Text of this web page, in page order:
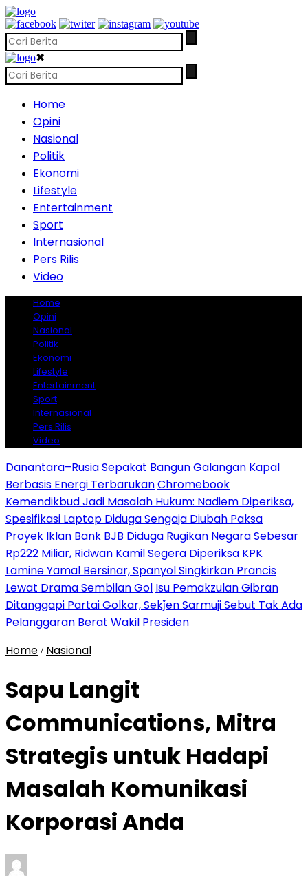
✖
Home
Opini
Nasional
Politik
Ekonomi
Lifestyle
Entertainment
Sport
Internasional
Pers Rilis
Video
Home
Opini
Nasional
Politik
Ekonomi
Lifestyle
Entertainment
Sport
Internasional
Pers Rilis
Video
Danantara–Rusia Sepakat Bangun Galangan Kapal
Berbasis Energi TerbarukanChromebook
Kemendikbud Jadi Masalah Hukum: Nadiem Diperiksa,
Spesifikasi Laptop Diduga Sengaja Diubah Paksa
Proyek Iklan Bank BJB Diduga Rugikan Negara Sebesar
Rp222 Miliar, Ridwan Kamil Segera Diperiksa KPK
Lamine Yamal Bersinar, Spanyol Singkirkan Prancis
Lewat Drama Sembilan Gol Isu Pemakzulan Gibran
Ditanggapi Partai Golkar, Sekǰen Sarmuji Sebut Tak Ada
Pelanggaran Berat Wakil Presiden
Home / Nasional
Sapu Langit
Communications, Mitra
Strategis untuk Hadapi
Masalah Komunikasi
Korporasi Anda